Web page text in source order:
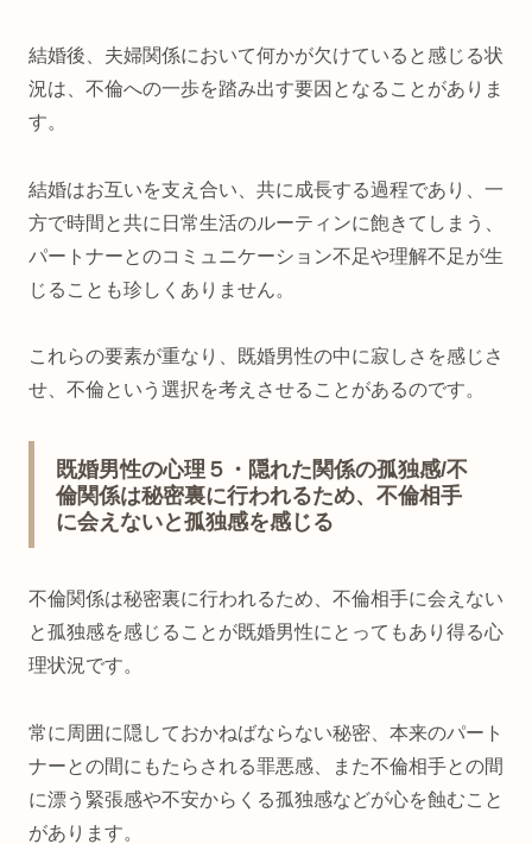
結婚後、夫婦関係において何かが欠けていると感じる状
況は、不倫への一歩を踏み出す要因となることがありま
す。
結婚はお互いを支え合い、共に成長する過程であり、一
方で時間と共に日常生活のルーティンに飽きてしまう、
パートナーとのコミュニケーション不足や理解不足が生
じることも珍しくありません。
これらの要素が重なり、既婚男性の中に寂しさを感じさ
せ、不倫という選択を考えさせることがあるのです。
既婚男性の心理５・隠れた関係の孤独感/不
倫関係は秘密裏に行われるため、不倫相手
に会えないと孤独感を感じる
不倫関係は秘密裏に行われるため、不倫相手に会えない
と孤独感を感じることが既婚男性にとってもあり得る心
理状況です。
常に周囲に隠しておかねばならない秘密、本来のパート
ナーとの間にもたらされる罪悪感、また不倫相手との間
に漂う緊張感や不安からくる孤独感などが心を蝕むこと
があります。